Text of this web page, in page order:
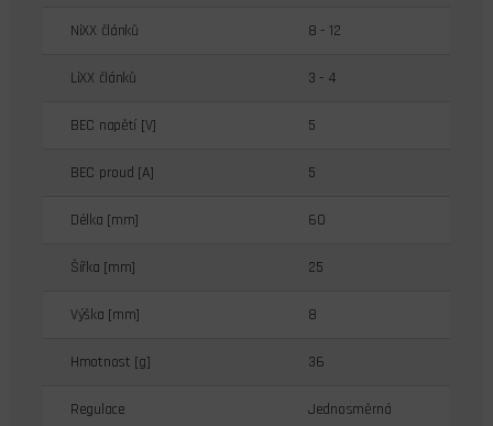
NiXX článků 8 - 12
LiXX článků 3 - 4
BEC napětí [V] 5
BEC proud [A] 5
Délka [mm] 60
Šířka [mm] 25
Výška [mm] 8
Hmotnost [g] 36
Regulace Jednosměrná